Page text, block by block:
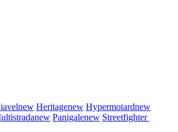
new Heritagenew Hypermotardnew
new Panigalenew Streetfighter